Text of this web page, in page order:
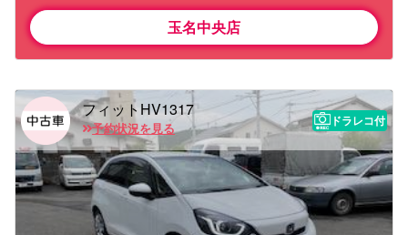
玉名中央店
フィットHV1317
予約状況を見る
ドラレコ付